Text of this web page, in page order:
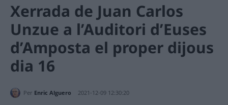
Xerrada de Juan Carlos
Unzue a l’Auditori d’Euses
d’Amposta el proper dijous
dia 16
Per Enric Alguero 2021-12-09 12:30:20